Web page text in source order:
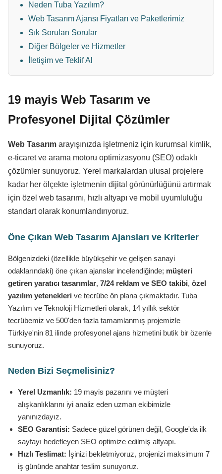
Neden Tuba Yazılım?
Web Tasarım Ajansı Fiyatları ve Paketlerimiz
Sık Sorulan Sorular
Diğer Bölgeler ve Hizmetler
İletişim ve Teklif Al
19 mayis Web Tasarım ve
Profesyonel Dijital Çözümler
Web Tasarım arayışınızda işletmeniz için kurumsal kimlik,
e-ticaret ve arama motoru optimizasyonu (SEO) odaklı
çözümler sunuyoruz. Yerel markalardan ulusal projelere
kadar her ölçekte işletmenin dijital görünürlüğünü artırmak
için özel web tasarımı, hızlı altyapı ve mobil uyumluluğu
standart olarak konumlandırıyoruz.
Öne Çıkan Web Tasarım Ajansları ve Kriterler
Bölgenizdeki (özellikle büyükşehir ve gelişen sanayi
odaklarındaki) öne çıkan ajanslar incelendiğinde; müşteri
getiren yaratıcı tasarımlar, 7/24 reklam ve SEO takibi, özel
yazılım yetenekleri ve tecrübe ön plana çıkmaktadır. Tuba
Yazılım ve Teknoloji Hizmetleri olarak, 14 yıllık sektör
tecrübemiz ve 500'den fazla tamamlanmış projemizle
Türkiye'nin 81 ilinde profesyonel ajans hizmetini butik bir özenle
sunuyoruz.
Neden Bizi Seçmelisiniz?
Yerel Uzmanlık: 19 mayis pazarını ve müşteri
alışkanlıklarını iyi analiz eden uzman ekibimizle
yanınızdayız.
SEO Garantisi: Sadece güzel görünen değil, Google'da ilk
sayfayı hedefleyen SEO optimize edilmiş altyapı.
Hızlı Teslimat: İşinizi bekletmiyoruz, projenizi maksimum 7
iş gününde anahtar teslim sunuyoruz.